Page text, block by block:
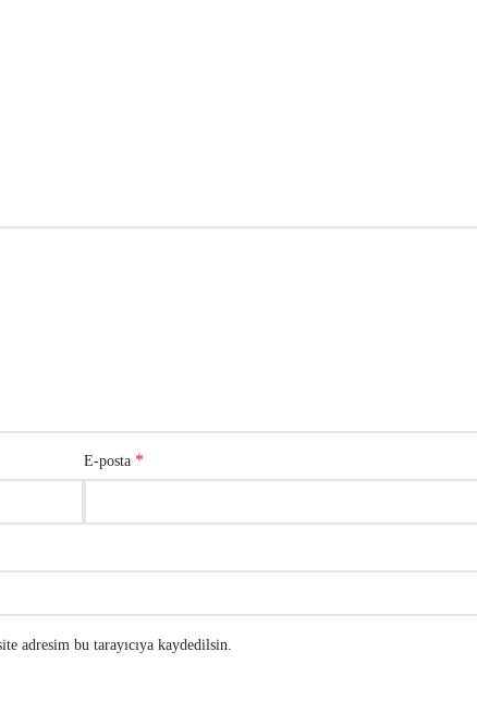
E-posta *
adresim bu tarayıcıya kaydedilsin.